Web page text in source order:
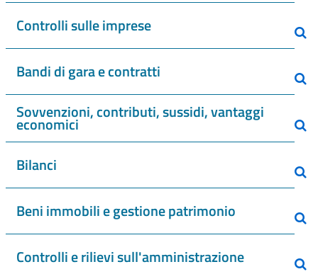
Controlli sulle imprese
Bandi di gara e contratti
Sovvenzioni, contributi, sussidi, vantaggi
economici
Bilanci
Beni immobili e gestione patrimonio
Controlli e rilievi sull'amministrazione